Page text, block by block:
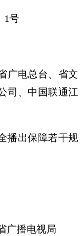
1号
广电总台、省文
司、中国联通江
播出保障若干规
视局